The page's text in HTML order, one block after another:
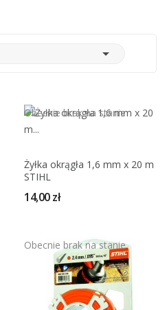

Obecnie brak na stanie
Żyłka okrągła 1,6 mm x 20 m
STIHL
14,00 zł
Obecnie brak na stanie